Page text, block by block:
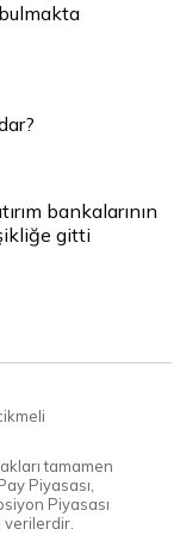
bankalarının
gitti
tamamen
Piyasası,
Piyasası
verilerdir.